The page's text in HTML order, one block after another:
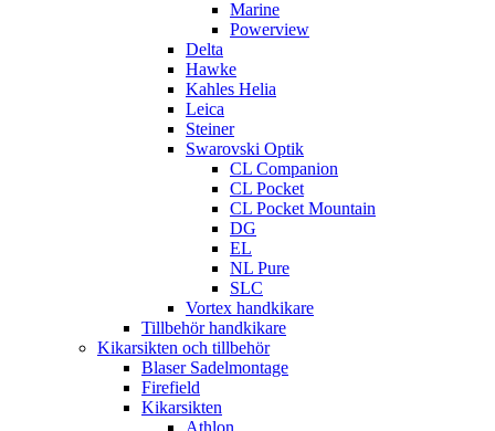
Marine
Powerview
Delta
Hawke
Kahles Helia
Leica
Steiner
Swarovski Optik
CL Companion
CL Pocket
CL Pocket Mountain
DG
EL
NL Pure
SLC
Vortex handkikare
Tillbehör handkikare
Kikarsikten och tillbehör
Blaser Sadelmontage
Firefield
Kikarsikten